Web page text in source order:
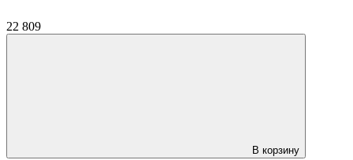
22 809
В корзину